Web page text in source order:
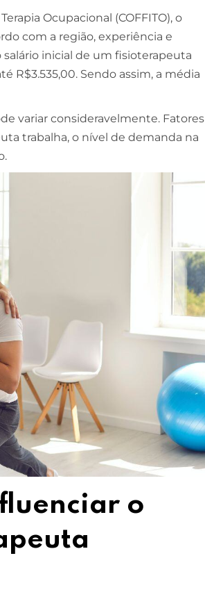
Ocupacional (COFFITO), o
com a região, experiência e
salário inicial de um fisioterapeuta
R$3.535,00. Sendo assim, a média
variar consideravelmente. Fatores
trabalha, o nível de demanda na
o